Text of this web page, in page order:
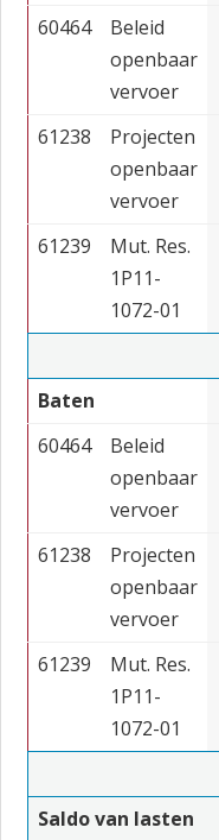
60464
Beleid
openbaar
vervoer
61238
Projecten
openbaar
vervoer
61239
Mut. Res.
1P11-
1072-01
Baten
60464
Beleid
openbaar
vervoer
61238
Projecten
openbaar
vervoer
61239
Mut. Res.
1P11-
1072-01
Saldo van lasten